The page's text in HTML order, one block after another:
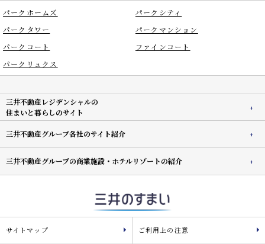
パークホームズ
パークシティ
パークタワー
パークマンション
パークコート
ファインコート
パークリュクス
三井不動産レジデンシャルの
住まいと暮らしのサイト
三井不動産グループ各社のサイト紹介
三井不動産グループの商業施設・ホテルリゾートの紹介
サイトマップ ご利用上の注意